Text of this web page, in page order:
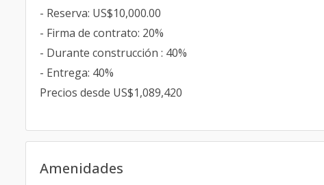
- Reserva: US$10,000.00
- Firma de contrato: 20%
- Durante construcción : 40%
- Entrega: 40%
Precios desde US$1,089,420
Amenidades